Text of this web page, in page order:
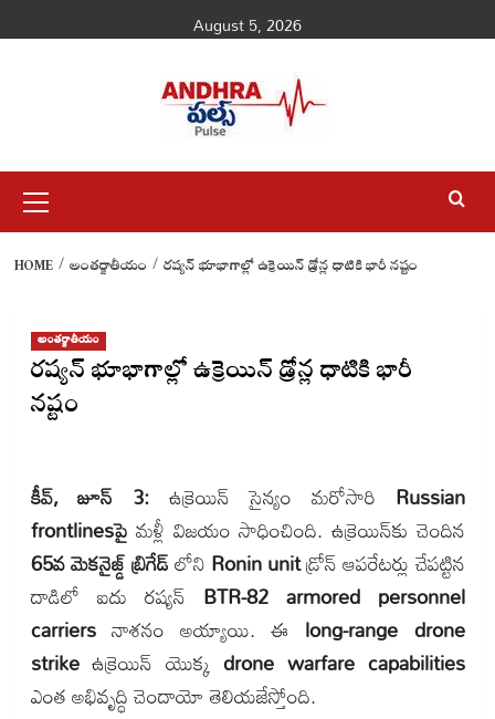
to
August 5, 2026
Menu
HOME అంతర్జాతీయం రష్యన్ భూభాగాల్లో ఉక్రెయిన్ డ్రోన్ల ధాటికి భారీ నష్టం
అంతర్జాతీయం
రష్యన్ భూభాగాల్లో ఉక్రెయిన్ డ్రోన్ల ధాటికి భారీ
నష్టం
కీవ్, జూన్ 3: ఉక్రెయిన్ సైన్యం మరోసారి Russian
frontlinesపై మళ్లీ విజయం సాధించింది. ఉక్రెయిన్‌కు చెందిన
65వ మెకనైజ్డ్ బ్రిగేడ్లోనిRonin unitడ్రోన్ ఆపరేటర్లు చేపట్టిన
దాడిలో ఐదు రష్యన్ BTR-82 armored personnel
carriersనాశనం అయ్యాయి. ఈ long-range drone
strikeఉక్రెయిన్ యొక్కdrone warfare capabilities
ఎంత అభివృద్ధి చెందాయో తెలియజేస్తోంది.